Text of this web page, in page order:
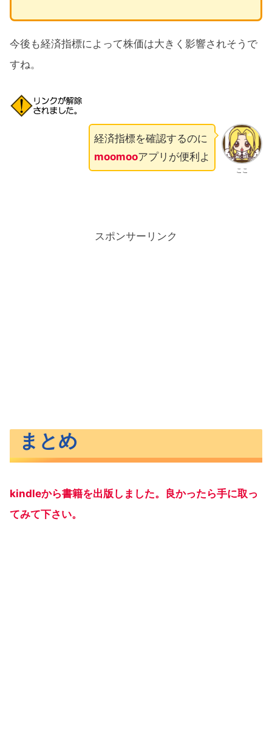
今後も経済指標によって株価は大きく影響されそうで
すね。
ここ
経済指標を確認するのに
moomooアプリが便利よ
スポンサーリンク
まとめ
kindleから書籍を出版しました。良かったら手に取っ
てみて下さい。